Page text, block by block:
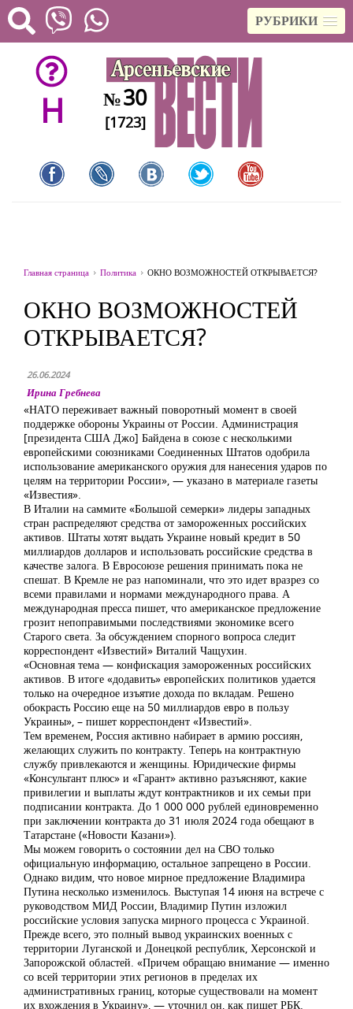
РУБРИКИ
H №30
[1723]
Главная страница Политика ОКНО ВОЗМОЖНОСТЕЙ ОТКРЫВАЕТСЯ?
ОКНО ВОЗМОЖНОСТЕЙ
ОТКРЫВАЕТСЯ?
26.06.2024
Ирина Гребнева
«НАТО переживает важный поворотный момент в своей
поддержке обороны Украины от России. Администрация
[президента США Джо] Байдена в союзе с несколькими
европейскими союзниками Соединенных Штатов одобрила
использование американского оружия для нанесения ударов по
целям на территории России», — указано в материале газеты
«Известия».
В Италии на саммите «Большой семерки» лидеры западных
стран распределяют средства от замороженных российских
активов. Штаты хотят выдать Украине новый кредит в 50
миллиардов долларов и использовать российские средства в
качестве залога. В Евросоюзе решения принимать пока не
спешат. В Кремле не раз напоминали, что это идет вразрез со
всеми правилами и нормами международного права. А
международная пресса пишет, что американское предложение
грозит непоправимыми последствиями экономике всего
Старого света. За обсуждением спорного вопроса следит
корреспондент «Известий» Виталий Чащухин.
«Основная тема — конфискация замороженных российских
активов. В итоге «додавить» европейских политиков удается
только на очередное изъятие дохода по вкладам. Решено
обокрасть Россию еще на 50 миллиардов евро в пользу
Украины», – пишет корреспондент «Известий».
Тем временем, Россия активно набирает в армию россиян,
желающих служить по контракту. Теперь на контрактную
службу привлекаются и женщины. Юридические фирмы
«Консультант плюс» и «Гарант» активно разъясняют, какие
привилегии и выплаты ждут контрактников и их семьи при
подписании контракта. До 1 000 000 рублей единовременно
при заключении контракта до 31 июля 2024 года обещают в
Татарстане («Новости Казани»).
Мы можем говорить о состоянии дел на СВО только
официальную информацию, остальное запрещено в России.
Однако видим, что новое мирное предложение Владимира
Путина несколько изменилось. Выступая 14 июня на встрече с
руководством МИД России, Владимир Путин изложил
российские условия запуска мирного процесса с Украиной.
Прежде всего, это полный вывод украинских военных с
территории Луганской и Донецкой республик, Херсонской и
Запорожской областей. «Причем обращаю внимание — именно
со всей территории этих регионов в пределах их
административных границ, которые существовали на момент
их вхождения в Украину», — уточнил он, как пишет РБК.